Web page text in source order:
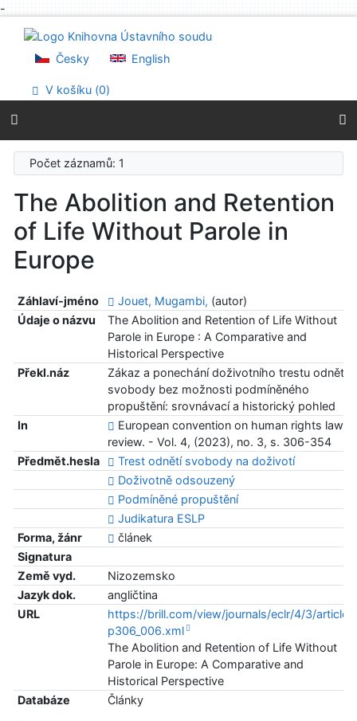
-
Přejít na menu
Prohlášení o webové přístupnosti
Česky English
V košíku (0)
Počet záznamů: 1
The Abolition and Retention
of Life Without Parole in
Europe
Záhlaví-jméno Jouet, Mugambi, (autor)
Údaje o názvu
The Abolition and Retention of Life Without
Parole in Europe : A Comparative and
Historical Perspective
Překl.náz
Zákaz a ponechání doživotního trestu odnětí
svobody bez možnosti podmíněného
propuštění: srovnávací a historický pohled
In
European convention on human rights law
review. - Vol. 4, (2023), no. 3, s. 306-354
Předmět.hesla
Trest odnětí svobody na doživotí
Doživotně odsouzený
Podmíněné propuštění
Judikatura ESLP
Forma, žánr
článek
Signatura
Země vyd.
Nizozemsko
Jazyk dok.
angličtina
URL
https://brill.com/view/journals/eclr/4/3/article-
p306_006.xml
The Abolition and Retention of Life Without
Parole in Europe: A Comparative and
Historical Perspective
Databáze
Články